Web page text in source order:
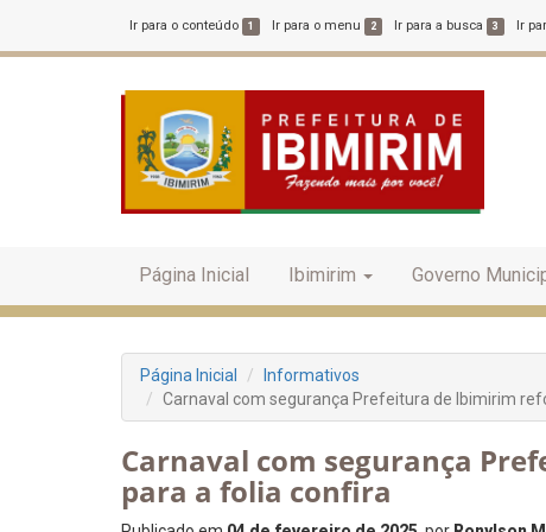
Ir para o conteúdo 1 Ir para o menu 2 Ir para a busca 3 Ir
Página Inicial Ibimirim Governo
Página Inicial
Informativos
Carnaval com segurança Prefeitura de Ibimirim
Carnaval com segurança
para a folia confira